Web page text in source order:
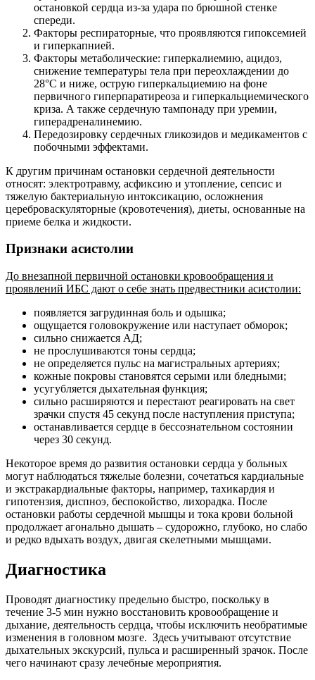
остановкой сердца из-за удара по брюшной стенке
спереди.
Факторы респираторные, что проявляются гипоксемией
и гиперкапнией.
Факторы метаболические: гиперкалиемию, ацидоз,
снижение температуры тела при переохлаждении до
28°С и ниже, острую гиперкальциемию на фоне
первичного гиперпаратиреоза и гиперкальциемического
криза. А также сердечную тампонаду при уремии,
гиперадреналинемию.
Передозировку сердечных гликозидов и медикаментов с
побочными эффектами.
К другим причинам остановки сердечной деятельности
относят: электротравму, асфиксию и утопление, сепсис и
тяжелую бактериальную интоксикацию, осложнения
цереброваскуляторные (кровотечения), диеты, основанные на
приеме белка и жидкости.
Признаки асистолии
До внезапной первичной остановки кровообращения и
проявлений ИБС дают о себе знать предвестники асистолии:
появляется загрудинная боль и одышка;
ощущается головокружение или наступает обморок;
сильно снижается АД;
не прослушиваются тоны сердца;
не определяется пульс на магистральных артериях;
кожные покровы становятся серыми или бледными;
усугубляется дыхательная функция;
сильно расширяются и перестают реагировать на свет
зрачки спустя 45 секунд после наступления приступа;
останавливается сердце в бессознательном состоянии
через 30 секунд.
Некоторое время до развития остановки сердца у больных
могут наблюдаться тяжелые болезни, сочетаться кардиальные
и экстракардиальные факторы, например, тахикардия и
гипотензия, диспноэ, беспокойство, лихорадка. После
остановки работы сердечной мышцы и тока крови больной
продолжает агонально дышать – судорожно, глубоко, но слабо
и редко вдыхать воздух, двигая скелетными мышцами.
Диагностика
Проводят диагностику предельно быстро, поскольку в
течение 3-5 мин нужно восстановить кровообращение и
дыхание, деятельность сердца, чтобы исключить необратимые
изменения в головном мозге. Здесь учитывают отсутствие
дыхательных экскурсий, пульса и расширенный зрачок. После
чего начинают сразу лечебные мероприятия.